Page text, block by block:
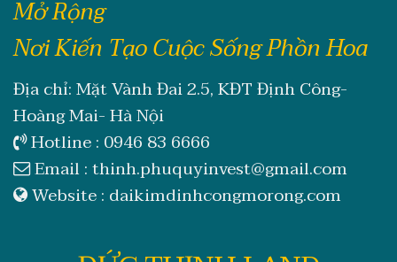
Mở Rộng
Nơi Kiến Tạo Cuộc Sống Phồn Hoa
Địa chỉ: Mặt Vành Đai 2.5, KĐT Định Công-
Hoàng Mai- Hà Nội
Hotline : 0946 83 6666
Email :thinh.phuquyinvest@gmail.com
Website : daikimdinhcongmorong.com